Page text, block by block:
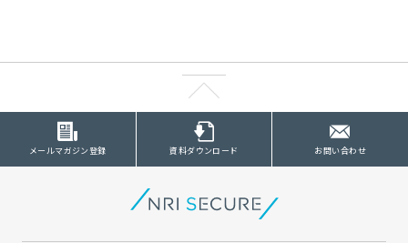
メールマガジン登録 資料ダウンロード お問い合わせ